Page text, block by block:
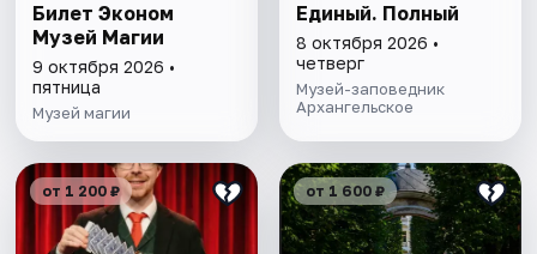
Билет Эконом
Музей Магии
9 октября 2026 •
пятница
Музей магии
Единый. Полный
8 октября 2026 •
четверг
Музей-заповедник
Архангельское
от 1 200 ₽ от 1 600 ₽